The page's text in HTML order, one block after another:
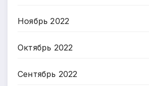
Ноябрь 2022
Октябрь 2022
Сентябрь 2022